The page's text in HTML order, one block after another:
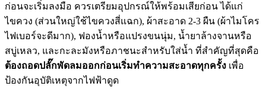
ก่อนจะเริ่มลงมือ ควรเตรียมอุปกรณ์ให้พร้อมเสียก่อน ได้แก่
ไขควง (ส่วนใหญ่ใช้ไขควงสี่แฉก), ผ้าสะอาด 2-3 ผืน (ผ้าไมโคร
ไฟเบอร์จะดีมาก), ฟองน้ำหรือแปรงขนนุ่ม, น้ำยาล้างจานหรือ
สบู่เหลว, และกะละมังหรือภาชนะสำหรับใส่น้ำ ที่สำคัญที่สุดคือ
ต้องถอดปลั๊กพัดลมออกก่อนเริ่มทำความสะอาดทุกครั้ง เพื่อ
ป้องกันอุบัติเหตุจากไฟฟ้าดูด